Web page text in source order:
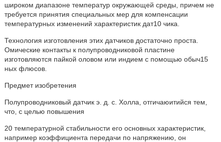
широком диапазоне температур окружающей среды, причем не
требуется принятия специальных мер для компенсации
температурных изменений характеристик дат10 чика.
Технология изготовления этих датчиков достаточно проста.
Омические контакты к полупроводниковой пластине
изготовляются пайкой оловом или индием с помощью обыч15
ных флюсов.
Предмет изобретения
Полупроводниковый датчик э. д. с. Холла, отгичаюитийся тем,
что, с целью повышения
20 температурной стабильности его основных характеристик,
например коэффициента передачи по напряжению, он